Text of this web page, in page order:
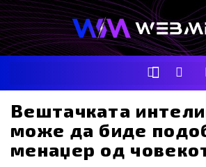
Skip
to
content
F
a
c
b
o
o
k
I
n
s
a
g
r
a
Вештачката
може да биде
менаџер од